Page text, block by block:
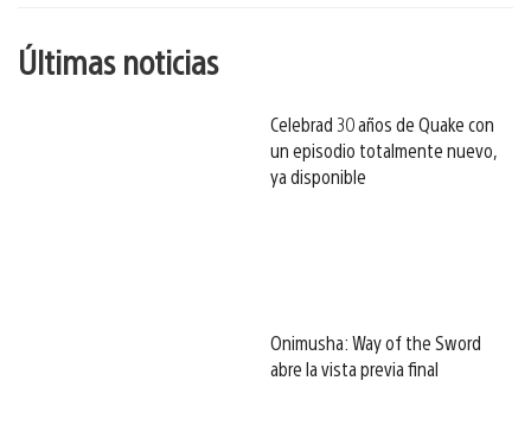
Últimas noticias
Celebrad 30 años de Quake con
un episodio totalmente nuevo,
ya disponible
Onimusha: Way of the Sword
abre la vista previa final